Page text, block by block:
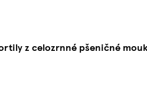
z celozrnné pšeničné